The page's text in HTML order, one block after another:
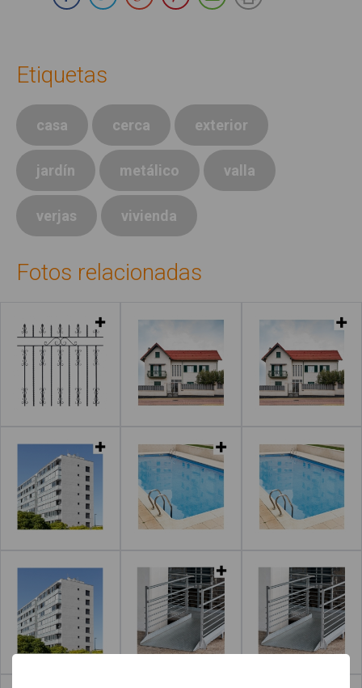
Etiquetas
casa cerca exterior
jardín metálico valla
verjas vivienda
Fotos relacionadas